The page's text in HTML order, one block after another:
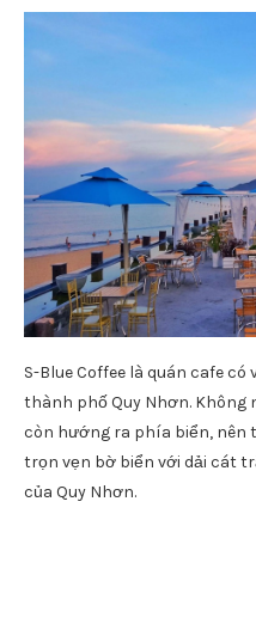
S-Blue Coffee là quán cafe
thành phố Quy Nhơn. Không
còn hướng ra phía biển, nên
trọn vẹn bờ biển với dải cát
của Quy Nhơn.